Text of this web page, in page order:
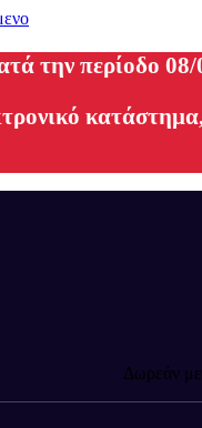
την περίοδο
Δωρεάν